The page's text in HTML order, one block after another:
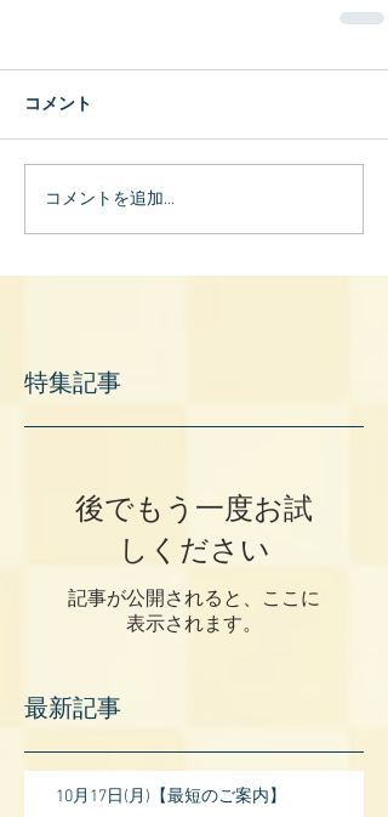
コメント
コメントを追加…
特集記事
後でもう一度お試
しください
記事が公開されると、ここに
表示されます。
最新記事
10月17日(月)【最短のご案内】